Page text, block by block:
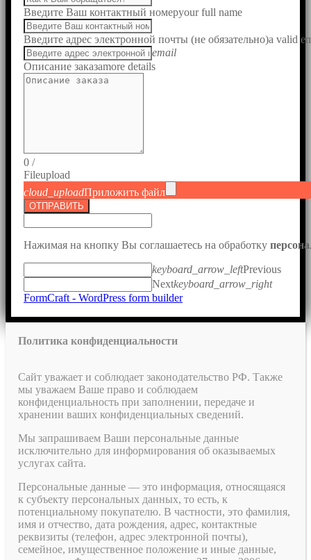
Введите Ваш контактный номерyour full name
Введите адрес электронной почты (не обязательно)a valid
email
Описание заказаmore details
0 /
Fileupload
cloud_uploadПриложить файл
ОТПРАВИТЬ
Нажимая на кнопку Вы соглашаетесь на обработку
keyboard_arrow_leftPrevious
Nextkeyboard_arrow_right
FormCraft - WordPress form builder
Политика конфиденциальности
Сайт уважает и соблюдает законодательство РФ. Также
мы уважаем Ваше право и соблюдаем
конфиденциальность при заполнении, передаче и
хранении ваших конфиденциальных сведений.
Мы запрашиваем Ваши персональные данные
исключительно для информирования об оказываемых
услугах сайта.
Персональные данные — это информация, относящаяся
к субъекту персональных данных, то есть, к
потенциальному покупателю. В частности, это фамилия,
имя и отчество, дата рождения, адрес, контактные
реквизиты (телефон, адрес электронной почты),
семейное, имущественное положение и иные данные,